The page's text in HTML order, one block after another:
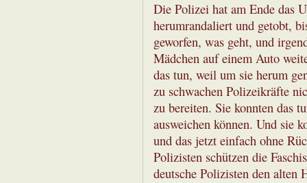
Die Polizei hat am Ende das
herumrandaliert und getobt,
geworfen, was geht, und
Mädchen auf einem Auto
das tun, weil um sie herum
zu schwachen Polizeikräfte
zu bereiten. Sie konnten das
ausweichen können. Und sie
und das jetzt einfach ohne
Polizisten schützen die
deutsche Polizisten den alten